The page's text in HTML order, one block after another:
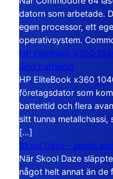
datorn som arbetade.
egen processor, ett
operativsystem.
HP EliteBook x360
lång batteritid
HP EliteBook x360
företagsdator som
batteritid och flera
sitt tunna metallchassi,
[…]
Skool Daze – spelet
När Skool Daze
något helt annat än de